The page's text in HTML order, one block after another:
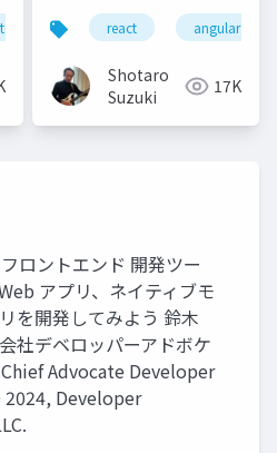
generative ai azure
SPA テンプレートを
.NET 8 で試してみよう
react angular
Shotaro
Suzuki
17K
ロントエンド 開発ツー
アプリ、ネイティブモ
を開発してみよう 鈴木
社デベロッパーアドボケ
Chief Advocate Developer
Developer